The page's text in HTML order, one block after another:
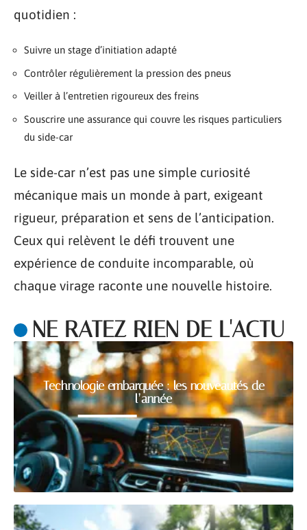
quotidien :
Suivre un stage d’initiation adapté
Contrôler régulièrement la pression des pneus
Veiller à l’entretien rigoureux des freins
Souscrire une assurance qui couvre les risques particuliers
du side-car
Le side-car n’est pas une simple curiosité
mécanique mais un monde à part, exigeant
rigueur, préparation et sens de l’anticipation.
Ceux qui relèvent le défi trouvent une
expérience de conduite incomparable, où
chaque virage raconte une nouvelle histoire.
NE RATEZ RIEN DE L'ACTU
Technologie embarquée : les nouveautés de
l’année